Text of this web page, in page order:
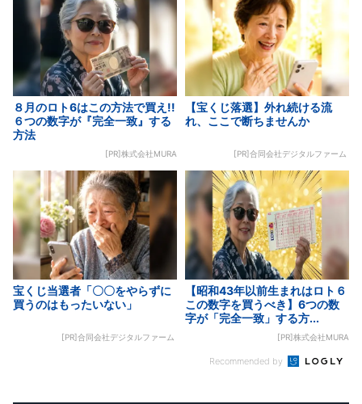
８月のロト6はこの方法で買え!!
６つの数字が『完全一致』する
方法
[PR]株式会社MURA
【宝くじ落選】外れ続ける流
れ、ここで断ちませんか
[PR]合同会社デジタルファーム
宝くじ当選者「〇〇をやらずに
買うのはもったいない」
[PR]合同会社デジタルファーム
【昭和43年以前生まれはロト６
この数字を買うべき】6つの数
字が「完全一致」する方...
[PR]株式会社MURA
Recommended by